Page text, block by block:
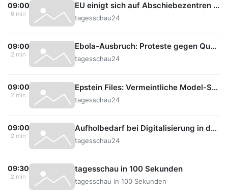
09:00
6 min
EU einigt sich auf Abschiebezentren in Drittstaaten
tagesschau24
09:00
2 min
Ebola-Ausbruch: Proteste gegen Quarantänelager in Kenia
tagesschau24
09:00
2 min
Epstein Files: Vermeintliche Model-Scouts rekrutierten Mädchen in Europa
tagesschau24
09:00
2 min
Aufholbedarf bei Digitalisierung in den Verwaltungen
tagesschau24
09:30
2 min
tagesschau in 100 Sekunden
tagesschau in 100 Sekunden